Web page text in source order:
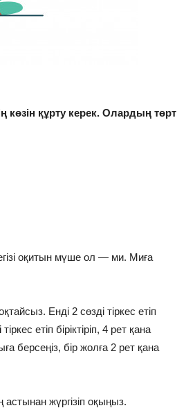
құрту керек. Олардың төрт
оқитын мүше ол — ми. Миға
Енді 2 сөзді тіркес етіп
етіп біріктіріп, 4 рет қана
берсеңіз, бір жолға 2 рет қана
жүргізіп оқыңыз.